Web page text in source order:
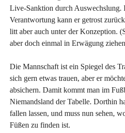
Live-Sanktion durch Auswechslung.
Verantwortung kann er getrost
litt aber auch unter der Konzeption.
aber doch einmal in Erwägung
Die Mannschaft ist ein Spiegel des
sich gern etwas trauen, aber er
absichern. Damit kommt man im
Niemandsland der Tabelle. Dorthin
fallen lassen, und muss nun sehen,
Füßen zu finden ist.